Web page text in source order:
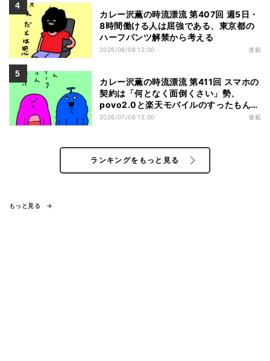
カレー沢薫の時流漂流 第407回 週5日・
8時間働ける人は屈強である、東京都の
ハーフパンツ解禁から考える
2026/06/08 12:00 連載
カレー沢薫の時流漂流 第411回 スマホの
契約は「何となく面倒くさい」勢、
povo2.0と楽天モバイルのすったもんだ
を眺める
2026/07/06 12:00 連載
ランキングをもっと見る
もっと見る